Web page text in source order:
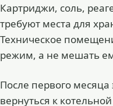
Картриджи, соль,
требуют места для
Техническое
режим, а не мешать
После первого
вернуться к